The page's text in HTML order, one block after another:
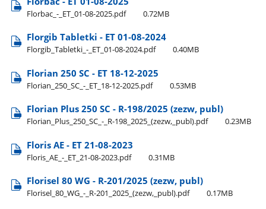
Florbac​_-​_ET​_01-08-2025.pdf 0.72MB
Florgib Tabletki - ET 01-08-2024
Florgib​_Tabletki​_-​_ET​_01-08-2024.pdf 0.40MB
Florian 250 SC - ET 18-12-2025
Florian​_250​_SC​_-​_ET​_18-12-2025.pdf 0.53MB
Florian Plus 250 SC - R-198/2025 (zezw, publ)
Florian​_Plus​_250​_SC​_-​_R-198​_2025​_(zezw,​_publ).pdf 0.23MB
Floris AE - ET 21-08-2023
Floris​_AE​_-​_ET​_21-08-2023.pdf 0.31MB
Florisel 80 WG - R-201/2025 (zezw, publ)
Florisel​_80​_WG​_-​_R-201​_2025​_(zezw,​_publ).pdf 0.17MB